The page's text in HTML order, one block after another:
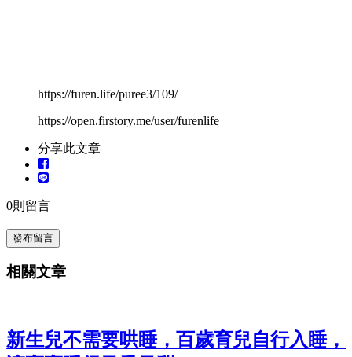
https://furen.life/puree3/109/
https://open.firstory.me/user/furenlife
分享此文章
0則留言
發布留言
相關文章
新生兒不需要哄睡，百歲育兒自行入睡，